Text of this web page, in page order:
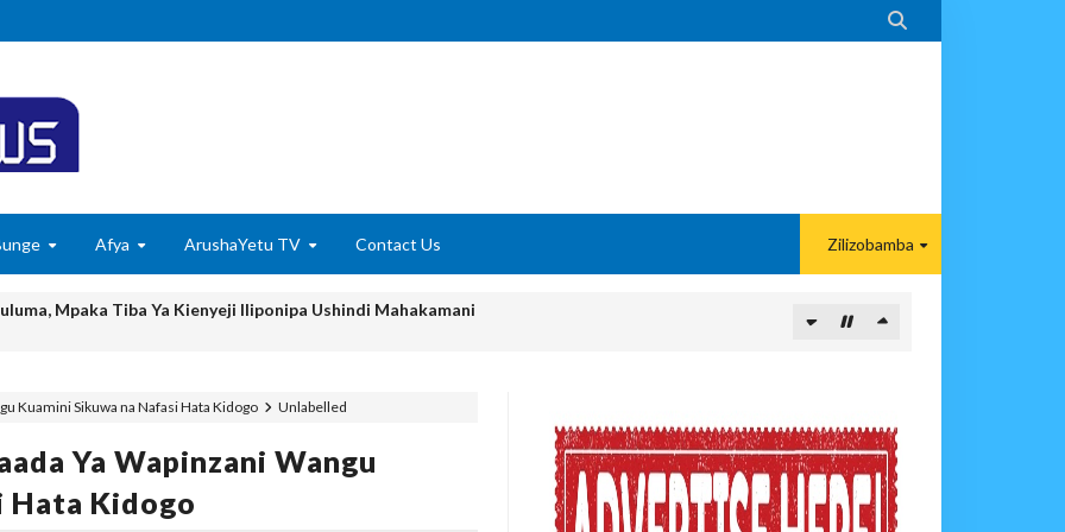

Afya ArushaYetu TV Contact Us Zilizobamba
Mpaka Tiba Ya Kienyeji Iliponipa Ushindi Mahakamani
ZA SERIKALI KUHAMASISHA MATUMIZI YA NISHATI SAFI YA KUPIKIA
Unlabelled
Kuamini Sikuwa na Nafasi Hata Kidogo
Ya Wapinzani Wangu
Hata Kidogo